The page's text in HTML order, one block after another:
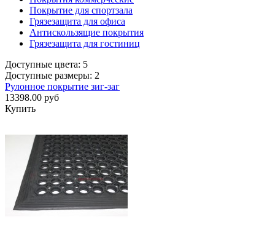
Покрытие для спортзала
Грязезащита для офиса
Антискользящие покрытия
Грязезащита для гостиниц
Доступные цвета: 5
Доступные размеры: 2
Рулонное покрытие зиг-заг
13398.00 руб
Купить